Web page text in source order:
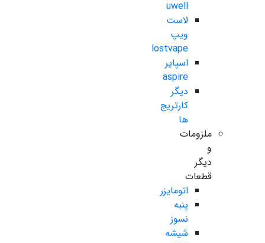
uwell
لاست
ویپ
lostvape
اسپایر
aspire
دیگر
کارتریج
ها
ملزومات
و
دیگر
قطعات
اتومایزر
پنبه
نسوز
شیشه